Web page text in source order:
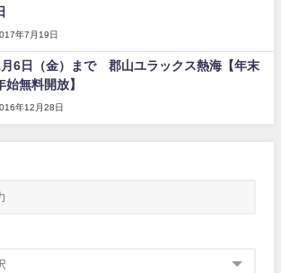
年7月19日
月6日（金）まで 郡山ユラックス熱海【年末
始無料開放】
年12月28日